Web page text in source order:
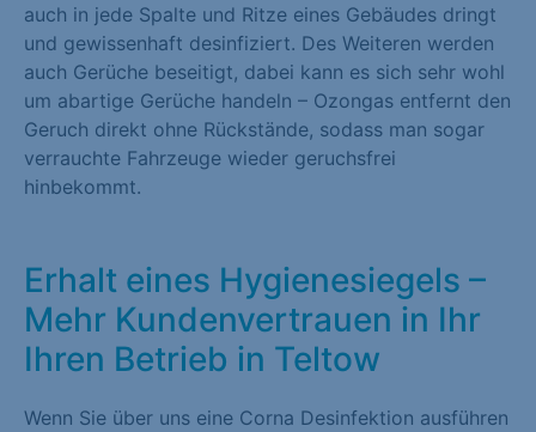
auch in jede Spalte und Ritze eines Gebäudes dringt
und gewissenhaft desinfiziert. Des Weiteren werden
auch Gerüche beseitigt, dabei kann es sich sehr wohl
um abartige Gerüche handeln – Ozongas entfernt den
Geruch direkt ohne Rückstände, sodass man sogar
verrauchte Fahrzeuge wieder geruchsfrei
hinbekommt.
Erhalt eines Hygienesiegels –
Mehr Kundenvertrauen in Ihr
Ihren Betrieb in Teltow
Wenn Sie über uns eine Corna Desinfektion ausführen
Externe Medien (1)
Inhalte von Videoplattformen und Social-Media-Plattformen
werden standardmäßig blockiert. Wenn Cookies von externen
Medien akzeptiert werden, bedarf der Zugriff auf diese Inhalte
keiner manuellen Einwilligung mehr.
Datenschutzerklärung Impressum